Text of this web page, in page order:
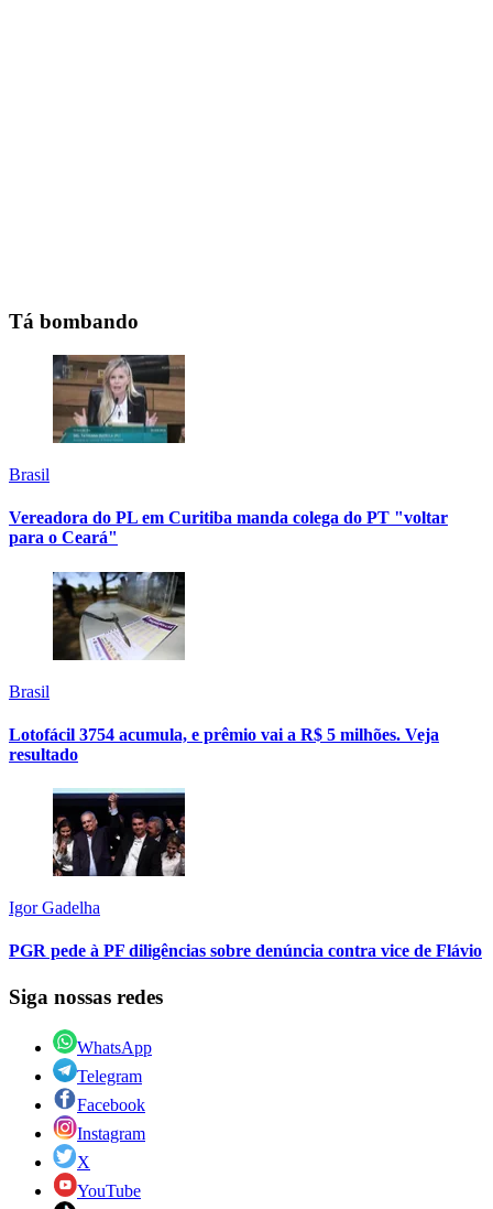
Tá bombando
Brasil
Vereadora do PL em Curitiba manda colega do PT "voltar
para o Ceará"
Brasil
Lotofácil 3754 acumula, e prêmio vai a R$ 5 milhões. Veja
resultado
Igor Gadelha
PGR pede à PF diligências sobre denúncia contra vice de Flávio
Siga nossas redes
WhatsApp
Telegram
Facebook
Instagram
X
YouTube